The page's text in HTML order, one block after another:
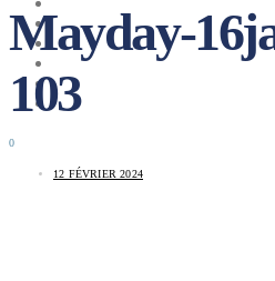
ENTREPRISES A REPRENDRE
MAYDAY JOB
CARTE DE FRANCE
NOS SOLUTIONS
CONNEXION
0
Mayday-
103
12 FÉVRIER 2024